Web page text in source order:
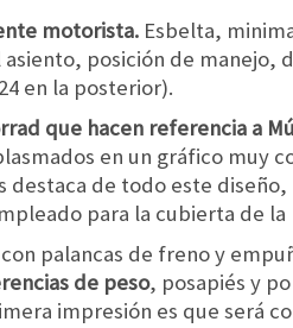
motorista. Esbelta,
posición de manejo,
en la posterior).
que hacen referencia a
en un gráfico muy
de todo este
para la cubierta de la
palancas de freno y
de peso, posapiés y
impresión es que será